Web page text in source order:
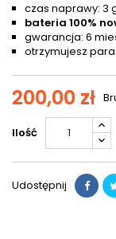
czas naprawy: 3
bateria 100%
gwarancja: 6
otrzymujesz
200,00 zł
Ilość
Udostępnij